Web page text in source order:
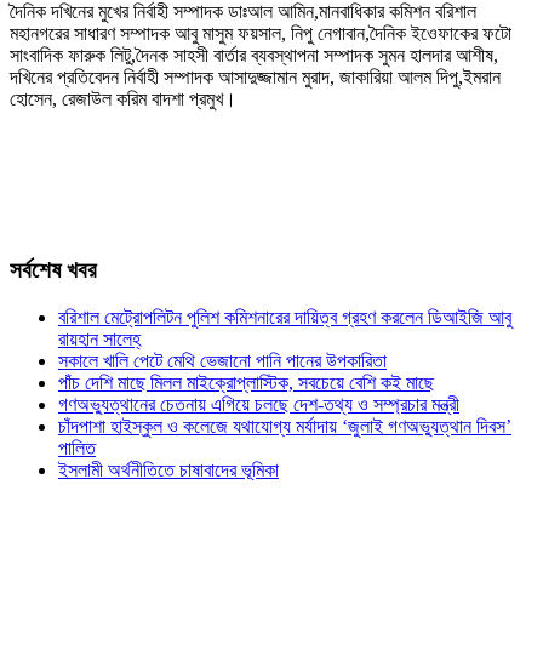
দৈনিক দখিনের মুখের নির্বাহী সম্পাদক ডাঃআল আমিন,মানবাধিকার কমিশন বরিশাল
মহানগরের সাধারণ সম্পাদক আবু মাসুম ফয়সাল, নিপু নেগাবান,দৈনিক ইওেফাকের ফটো
সাংবাদিক ফারুক লিটু,দৈনক সাহসী বার্তার ব্যবস্থাপনা সম্পাদক সুমন হালদার আশীষ,
দখিনের প্রতিবেদন নির্বাহী সম্পাদক আসাদুজ্জামান মুরাদ, জাকারিয়া আলম দিপু,ইমরান
হোসেন, রেজাউল করিম বাদশা প্রমুখ।
সর্বশেষ খবর
বরিশাল মেট্রোপলিটন পুলিশ কমিশনারের দায়িত্ব গ্রহণ করলেন ডিআইজি আবু
রায়হান সালেহ্
সকালে খালি পেটে মেথি ভেজানো পানি পানের উপকারিতা
পাঁচ দেশি মাছে মিলল মাইক্রোপ্লাস্টিক, সবচেয়ে বেশি কই মাছে
গণঅভ্যুত্থানের চেতনায় এগিয়ে চলছে দেশ-তথ্য ও সম্প্রচার মন্ত্রী
চাঁদপাশা হাইস্কুল ও কলেজে যথাযোগ্য মর্যাদায় ‘জুলাই গণঅভ্যুত্থান দিবস’
পালিত
ইসলামী অর্থনীতিতে চাষাবাদের ভূমিকা